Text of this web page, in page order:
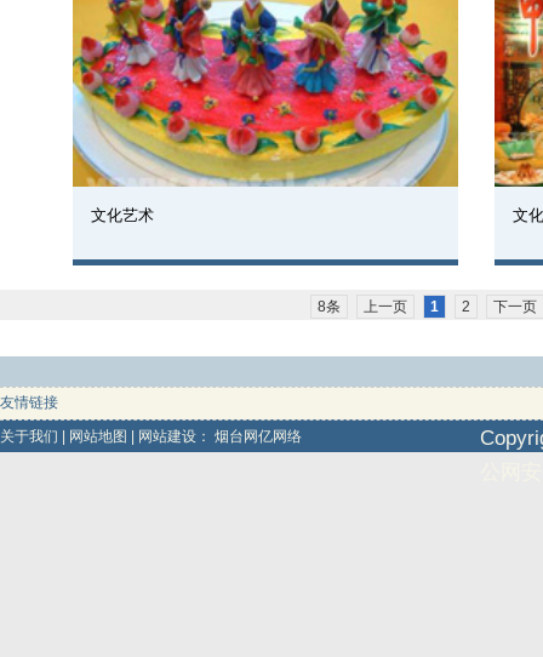
文化艺术 文
8条 上一页 1 2 下一页
友情链接
关于我们
网站地图 网站建设： 烟台网亿网络